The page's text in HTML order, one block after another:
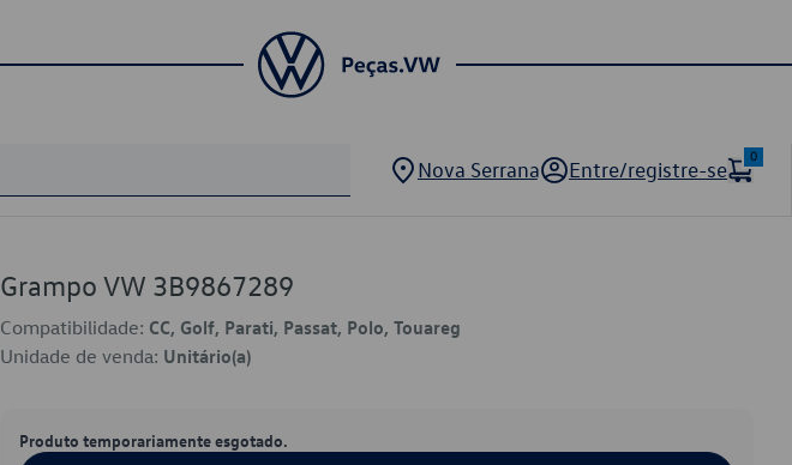
Nova Serrana Entre/registre-se
0
Grampo VW 3B9867289
Compatibilidade: CC, Golf, Parati, Passat, Polo, Touareg
Unidade de venda: Unitário(a)
Produto temporariamente esgotado.